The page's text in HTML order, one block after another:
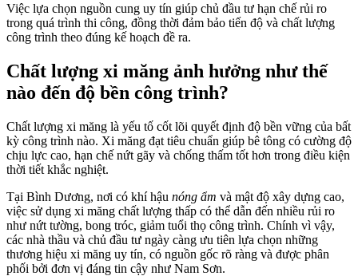
Việc lựa chọn nguồn cung uy tín giúp chủ đầu tư hạn chế rủi ro
trong quá trình thi công, đồng thời đảm bảo tiến độ và chất lượng
công trình theo đúng kế hoạch đề ra.
Chất lượng xi măng ảnh hưởng như thế
nào đến độ bền công trình?
Chất lượng xi măng là yếu tố cốt lõi quyết định độ bền vững của bất
kỳ công trình nào. Xi măng đạt tiêu chuẩn giúp bê tông có cường độ
chịu lực cao, hạn chế nứt gãy và chống thấm tốt hơn trong điều kiện
thời tiết khắc nghiệt.
Tại Bình Dương, nơi có khí hậu nóng ẩm và mật độ xây dựng cao,
việc sử dụng xi măng chất lượng thấp có thể dẫn đến nhiều rủi ro
như nứt tường, bong tróc, giảm tuổi thọ công trình. Chính vì vậy,
các nhà thầu và chủ đầu tư ngày càng ưu tiên lựa chọn những
thương hiệu xi măng uy tín, có nguồn gốc rõ ràng và được phân
phối bởi đơn vị đáng tin cậy như Nam Sơn.